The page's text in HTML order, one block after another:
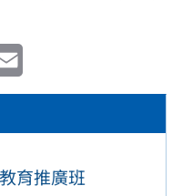
育推廣班